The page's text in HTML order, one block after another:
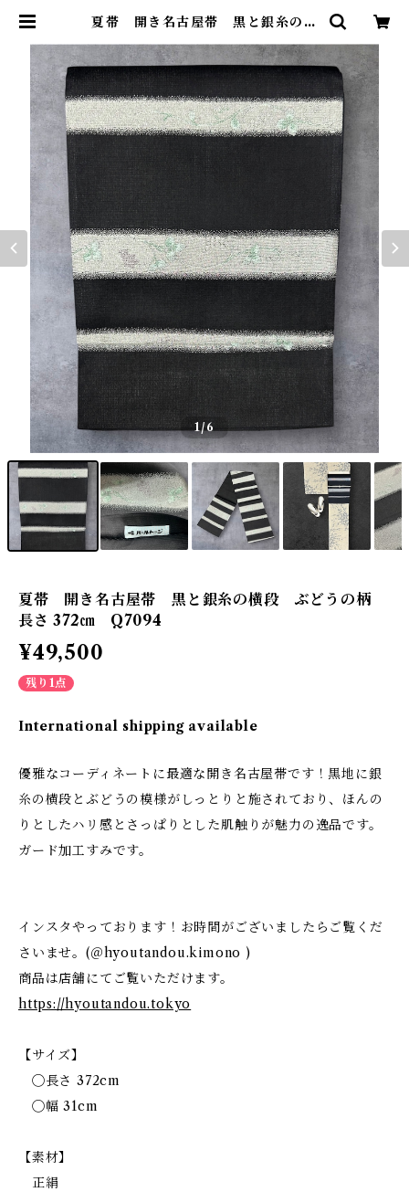
夏帯 開き名古屋帯 黒と銀糸の横
94 | 着物 ひょうたん堂
1/6
夏帯 開き名古屋帯 黒と銀糸の横段 ぶどうの柄
長さ 372㎝ Q7094
¥49,500
残り1点
International shipping available
優雅なコーディネートに最適な開き名古屋帯です！黒地に銀
糸の横段とぶどうの模様がしっとりと施されており、ほんの
りとしたハリ感とさっぱりとした肌触りが魅力の逸品です。
ガード加工すみです。
インスタやっております！お時間がございましたらご覧くだ
さいませ。(＠hyoutandou.kimono )
商品は店舗にてご覧いただけます。
https://hyoutandou.tokyo
【サイズ】
◯長さ 372cm
◯幅 31cm
【素材】
正絹